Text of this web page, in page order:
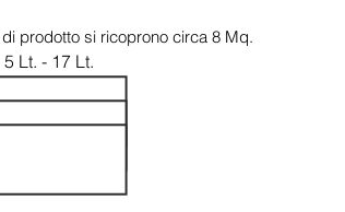
prodotto si ricoprono circa 8 Mq.
Lt. - 17 Lt.